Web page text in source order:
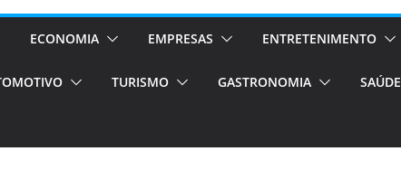
únicas e
de volta!
ECONOMIA EMPRESAS ENTRETENIMENTO
TURISMO GASTRONOMIA SAÚDE